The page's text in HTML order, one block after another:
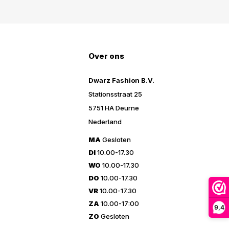
9,4
Over ons
Dwarz Fashion B.V.
Stationsstraat 25
5751 HA Deurne
Nederland
MA Gesloten
DI10.00-17.30
WO 10.00-17.30
DO 10.00-17.30
VR10.00-17.30
ZA 10.00-17:00
ZO Gesloten